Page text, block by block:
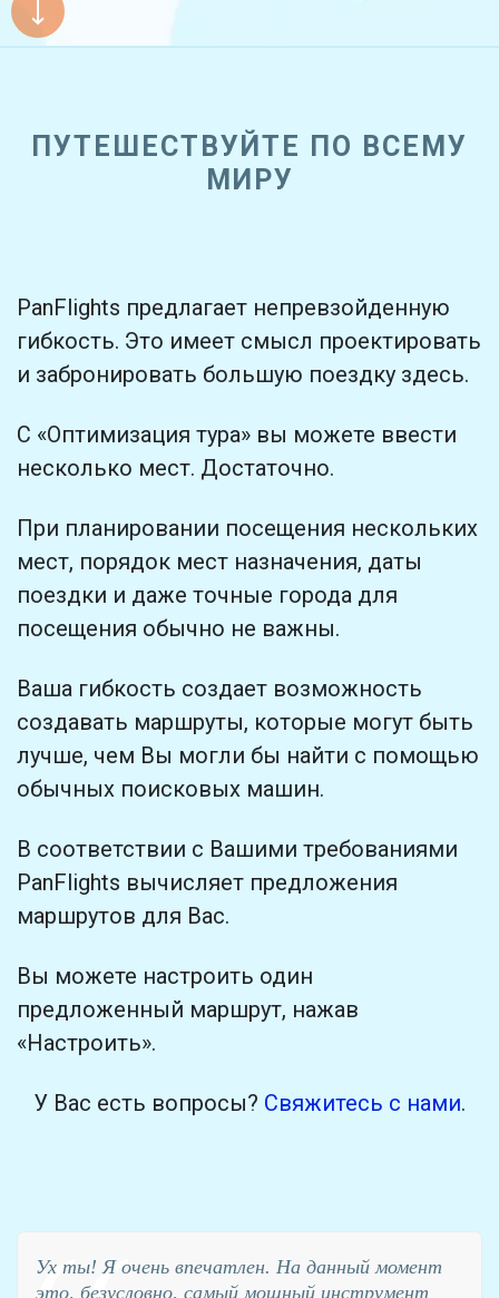
Попробуй этоopen_in_new
Попробуй это
Найдено ранее:
Попробуй этоopen_in_new
Найдено ранее:
ПУТЕШЕСТВУЙТЕ ПО ВСЕМУ
МИРУ
PanFlights предлагает непревзойденную
гибкость. Это имеет смысл проектировать
и забронировать большую поездку здесь.
С «Оптимизация тура» вы можете ввести
несколько мест. Достаточно.
При планировании посещения нескольких
мест, порядок мест назначения, даты
поездки и даже точные города для
посещения обычно не важны.
Ваша гибкость создает возможность
создавать маршруты, которые могут быть
лучше, чем Вы могли бы найти с помощью
обычных поисковых машин.
В соответствии с Вашими требованиями
PanFlights вычисляет предложения
маршрутов для Вас.
Вы можете настроить один
предложенный маршрут, нажав
«Настроить».
У Вас есть вопросы? Свяжитесь с нами.
Ух ты! Я очень впечатлен. На данный момент
это, безусловно, самый мощный инструмент